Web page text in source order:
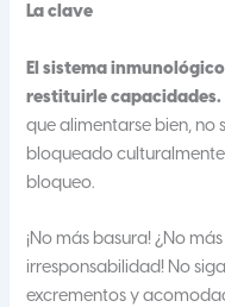
La clave
El sistema
restituirle capacidades.
que alimentarse bien, no
bloqueado
bloqueo.
¡No más basura! ¿No
irresponsabilidad! No
excrementos y